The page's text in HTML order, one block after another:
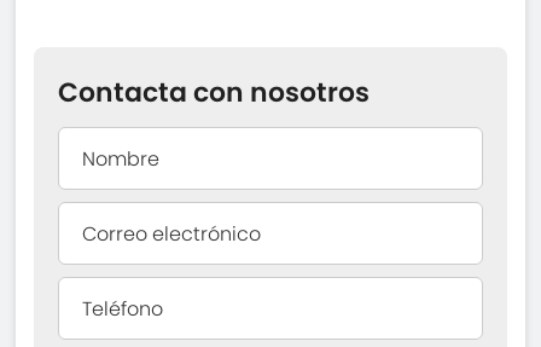
Contacta con nosotros